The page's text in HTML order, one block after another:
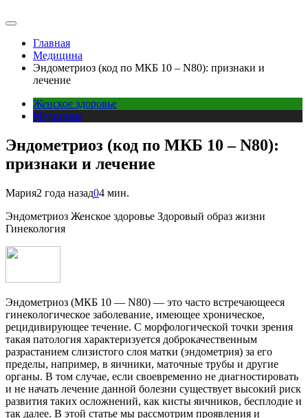
Главная
Медицина
Эндометриоз (код по МКБ 10 – N80): признаки и
лечение
Женское здоровье
Медицина
Эндометриоз (код по МКБ 10 – N80):
признаки и лечение
Мария2 года назад04 мин.
Эндометриоз Женское здоровье Здоровый образ жизни
Гинекология
Эндометриоз (МКБ 10 — N80) — это часто встречающееся
гинекологическое заболевание, имеющее хроническое,
рецидивирующее течение. С морфологической точки зрения
такая патология характеризуется доброкачественным
разрастанием слизистого слоя матки (эндометрия) за его
пределы, например, в яичники, маточные трубы и другие
органы. В том случае, если своевременно не диагностировать
и не начать лечение данной болезни существует высокий риск
развития таких осложнений, как кисты яичников, бесплодие и
так далее. В этой статье мы рассмотрим проявления и